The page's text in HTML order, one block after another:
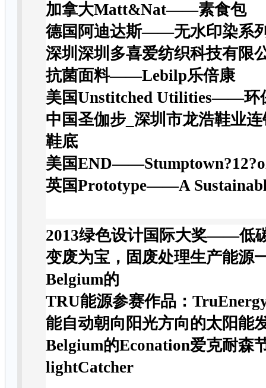
加拿大Matt&Nat——素食包
德国阿迪达斯——无水印染系
深圳深圳多喜爱纺织科技有
抗菌面料——Lebilp乐倍康
美国Unstitched Utilities——环
中国圣伽步_深圳市龙浩鞋业
鞋底
美国
英国Prototype——A
2013绿色设计国际大奖——低
变废为宝，固废处理生产能
Belgium的
TRU能源参赛作品：
能自动朝向阳光方向的太阳
Belgium的Econation爱克耐森
lightCatcher